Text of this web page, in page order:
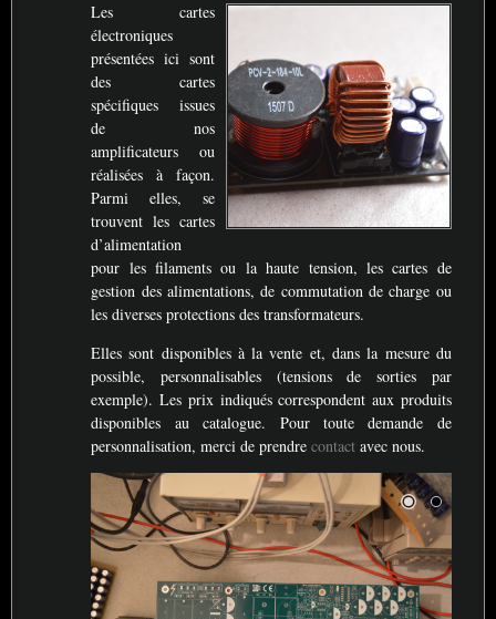
Les cartes
électroniques
présentées ici sont
des cartes
spécifiques issues
de nos
amplificateurs ou
réalisées à façon.
Parmi elles, se
trouvent les cartes
d’alimentation
pour les filaments ou la haute tension, les cartes de
gestion des alimentations, de commutation de charge ou
les diverses protections des transformateurs.
Elles sont disponibles à la vente et, dans la mesure du
possible, personnalisables (tensions de sorties par
exemple). Les prix indiqués correspondent aux produits
disponibles au catalogue. Pour toute demande de
personnalisation, merci de prendrecontact avec nous.